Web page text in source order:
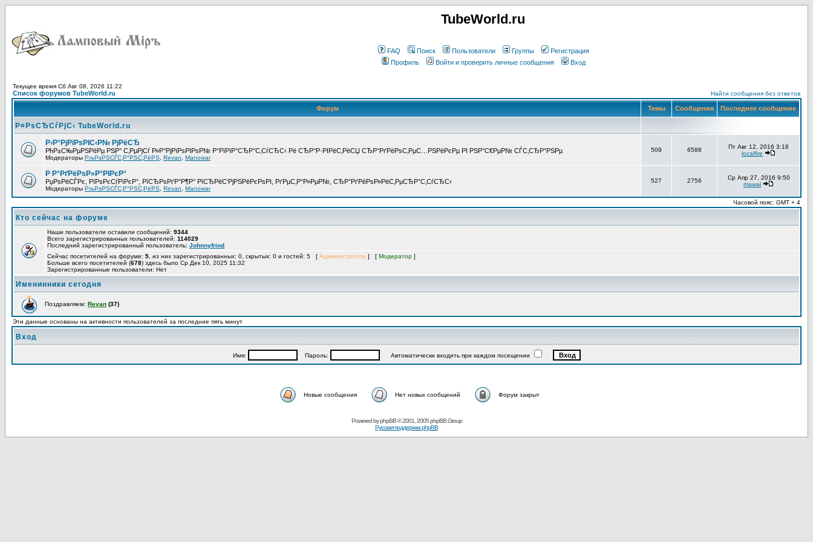
TubeWorld.ru
FAQ Поиск Пользователи Группы
Регистрация
Профиль
Войти и проверить личные сообщения Вход
Текущее время Сб Авг 08, 2026 11:22
Список форумов TubeWorld.ru Найти сообщения без ответов
Форум Темы Сообщения Последнее сообщение
Р¤РѕСЂСѓРјС‹ TubeWorld.ru
Р›Р°РјРїРѕРІС‹Р№ РјРёСЂ
РћР±С‰РµРЅРёРµ РЅР° С‚РµРјСѓ Р»Р°РјРїРѕРІРѕР№ Р°РїРїР°СЂР°С‚СѓСЂС‹ Рё СЂР°Р·РІРёС‚РёСЏ СЂР°РґРёРѕС‚РµС…РЅРёРєРµ РІ РЅР°С€РµР№ СЃС‚СЂР°РЅРµ
Модераторы РљРѕРЅСЃС‚Р°РЅС‚РёРЅ Revan Manowar
509 6588
Пт Авг 12, 2016 3:18
localfire
Р Р°РґРёРѕР»Р°РІРєР°
РџРѕРёСЃРє, РїРѕРєСѓРїРєР°, РїСЂРѕРґР°Р¶Р° РїСЂРёС‘РјРЅРёРєРѕРІ, РґРµС‚Р°Р»РµР№, СЂР°РґРёРѕР»РёС‚РµСЂР°С‚СѓСЂС‹
Модераторы РљРѕРЅСЃС‚Р°РЅС‚РёРЅ Revan Manowar
527 2756
Ср Апр 27, 2016 9:50
mawal
Часовой пояс: GMT + 4
Кто сейчас на форуме
Наши пользователи оставили сообщений: 9344
Всего зарегистрированных пользователей: 114029
Последний зарегистрированный пользователь: Johnnyfrind
Сейчас посетителей на форуме: 5 , из них зарегистрированных: 0, скрытых: 0 и гостей: 5 [ Администратор ] [ Модератор ]
Больше всего посетителей (678) здесь было Ср Дек 10, 2025 11:32
Зарегистрированные пользователи: Нет
Именинники сегодня
Поздравляем: Revan (37)
Эти данные основаны на активности пользователей за последние пять минут
Вход
Имя: Пароль: Автоматически входить при каждом посещении
Новые сообщения Нет новых сообщений Форум закрыт
Powered byphpBB© 2001, 2005 phpBB Group
Русская поддержка phpBB